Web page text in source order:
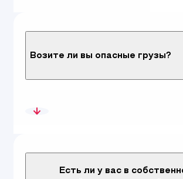
Возите ли вы опасные грузы?
Есть ли у вас в